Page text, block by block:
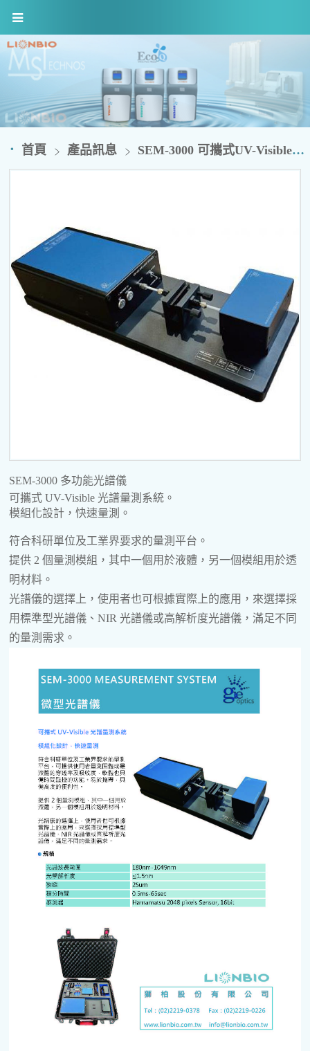
首頁 產品訊息 SEM-3000 可攜式UV-Visible 光譜儀 (gie Optics)
SEM-3000 多功能光譜儀
可攜式 UV-Visible 光譜量測系統。
模組化設計，快速量測。
符合科研單位及工業界要求的量測平台。
提供 2 個量測模組，其中一個用於液體，另一個模組用於透
明材料。
光譜儀的選擇上，使用者也可根據實際上的應用，來選擇採
用標準型光譜儀、NIR 光譜儀或高解析度光譜儀，滿足不同
的量測需求。